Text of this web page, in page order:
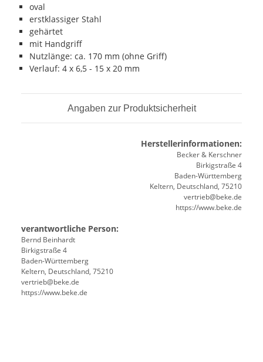
oval
erstklassiger Stahl
gehärtet
mit Handgriff
Nutzlänge: ca. 170 mm (ohne Griff)
Verlauf: 4 x 6,5 - 15 x 20 mm
Angaben zur Produktsicherheit
Herstellerinformationen:
Becker & Kerschner
Birkigstraße 4
Baden-Württemberg
Keltern, Deutschland, 75210
vertrieb@beke.de
https://www.beke.de
verantwortliche Person:
Bernd Beinhardt
Birkigstraße 4
Baden-Württemberg
Keltern, Deutschland, 75210
vertrieb@beke.de
https://www.beke.de